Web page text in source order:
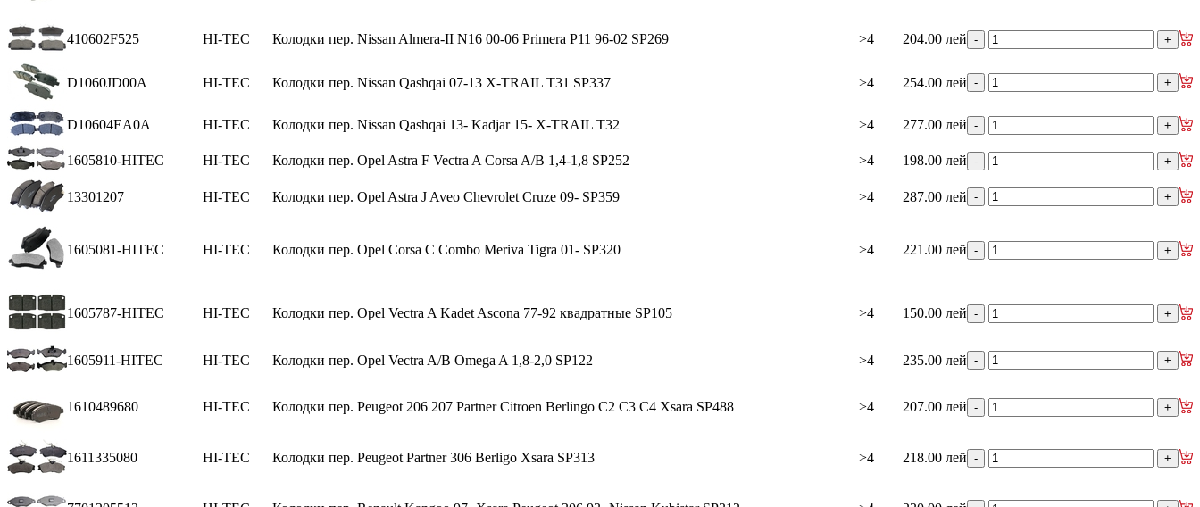
410602F525 HI-TEC Колодки пер. Nissan Almera-II N16 00-06 Primera P11 96-02 SP269 >4 204.00 лей
D1060JD00A HI-TEC Колодки пер. Nissan Qashqai 07-13 X-TRAIL T31 SP337 >4 254.00 лей
D10604EA0A HI-TEC Колодки пер. Nissan Qashqai 13- Kadjar 15- X-TRAIL T32 >4 277.00 лей
1605810-HITEC HI-TEC Колодки пер. Opel Astra F Vectra A Corsa A/B 1,4-1,8 SP252 >4 198.00 лей
13301207 HI-TEC Колодки пер. Opel Astra J Aveo Chevrolet Cruze 09- SP359 >4 287.00 лей
1605081-HITEC HI-TEC Колодки пер. Opel Corsa C Combo Meriva Tigra 01- SP320 >4 221.00 лей
1605787-HITEC HI-TEC Колодки пер. Opel Vectra A Kadet Ascona 77-92 квадратные SP105 >4 150.00 лей
1605911-HITEC HI-TEC Колодки пер. Opel Vectra A/В Omega A 1,8-2,0 SP122 >4 235.00 лей
1610489680 HI-TEC Колодки пер. Peugeot 206 207 Partner Citroen Berlingo C2 C3 C4 Xsara SP488 >4 207.00 лей
1611335080 HI-TEC Колодки пер. Peugeot Partner 306 Berligo Xsara SP313 >4 218.00 лей